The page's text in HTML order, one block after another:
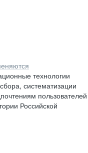
технологии
систематизации
пользователей
Российской